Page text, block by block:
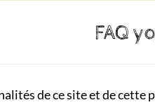
FAQ
de ce site et de